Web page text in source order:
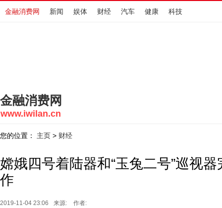
金融消费网 新闻 娱体 财经 汽车 健康 科技
金融消费网
www.iwilan.cn
您的位置： 主页 > 财经
嫦娥四号着陆器和“玉兔二号”巡视
作
2019-11-04 23:06 来源: 作者: